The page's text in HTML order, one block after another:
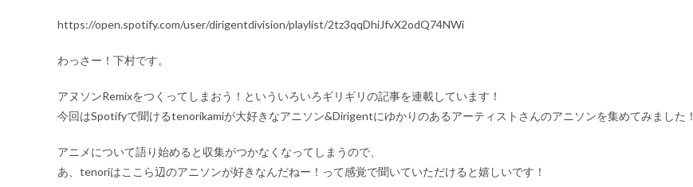
https://open.spotify.com/user/dirigentdivision/playlist/2tz3qqDhiJfvX2odQ74NWi
わっさー！下村です。
アヌソンRemixをつくってしまおう！といういろいろギリギリの記事を連載しています！
今回はSpotifyで聞けるtenorikamiが大好きなアニソン&Dirigentにゆかりのあるアーティストさんのアニソンを集めてみました！
アニメについて語り始めると収集がつかなくなってしまうので、
あ、tenoriはここら辺のアニソンが好きなんだねー！って感覚で聞いていただけると嬉しいです！